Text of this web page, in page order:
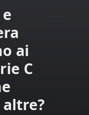
ai
C